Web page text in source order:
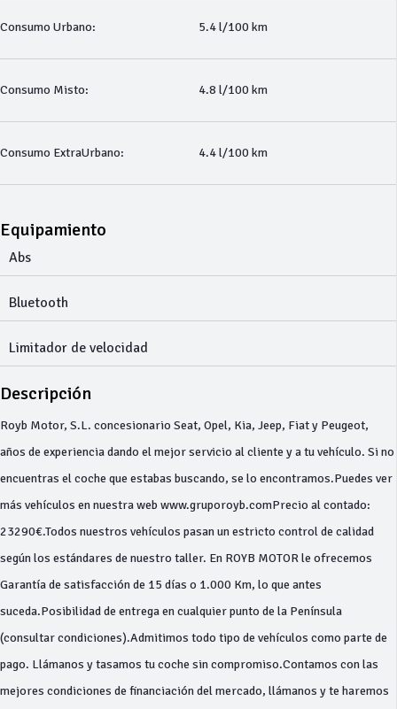
Consumo Urbano: 5.4 l/100 km
Consumo Misto: 4.8 l/100 km
Consumo ExtraUrbano: 4.4 l/100 km
Equipamiento
Abs
Bluetooth
Limitador de velocidad
Descripción
Royb Motor, S.L. concesionario Seat, Opel, Kia, Jeep, Fiat y Peugeot,
años de experiencia dando el mejor servicio al cliente y a tu vehículo. Si no
encuentras el coche que estabas buscando, se lo encontramos.Puedes ver
más vehículos en nuestra web www.gruporoyb.comPrecio al contado:
23290€.Todos nuestros vehículos pasan un estricto control de calidad
según los estándares de nuestro taller. En ROYB MOTOR le ofrecemos
Garantía de satisfacción de 15 días o 1.000 Km, lo que antes
suceda.Posibilidad de entrega en cualquier punto de la Península
(consultar condiciones).Admitimos todo tipo de vehículos como parte de
pago. Llámanos y tasamos tu coche sin compromiso.Contamos con las
mejores condiciones de financiación del mercado, llámanos y te haremos